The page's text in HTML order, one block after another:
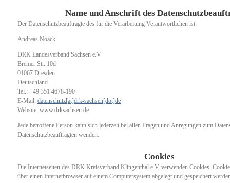
Name und Anschrift des
Der Datenschutzbeauftragte des für die Verarbeitung Verantwortlichen ist:
Andreas Noack
DRK Landesverband Sachsen e.V.
Bremer Str. 10d
01067 Dresden
Deutschland
Tel.: +49 351 4678-190
E-Mail: datenschutz[at]drk-sachsen[dot]de
Website: www.drksachsen.de
Jede betroffene Person kann sich jederzeit bei allen Fragen und Anregungen zum
Datenschutzbeauftragten wenden.
Cookies
Die Internetseiten des DRK Kreisverband Klingenthal e.V. verwenden Cookies.
über einen Internetbrowser auf einem Computersystem abgelegt und gespeichert